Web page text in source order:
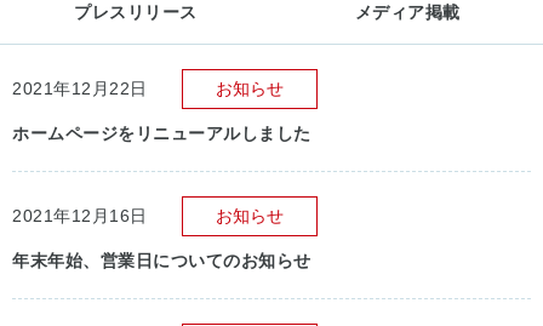
プレスリリース メディア掲載
2021年12月22日 お知らせ
ホームページをリニューアルしました
2021年12月16日 お知らせ
年末年始、営業日についてのお知らせ